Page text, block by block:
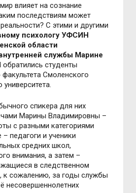
влияет на сознание
последствиям может
С этими и другими
психологу УФСИН
области
службы Марине
обратились студенты
Смоленского
университета.
спикера для них
Марины Владимировны –
с разными категориями
педагоги и ученики
средних школ,
внимания, а затем –
в следственном
к сожалению, за годы службы
несовершеннолетних